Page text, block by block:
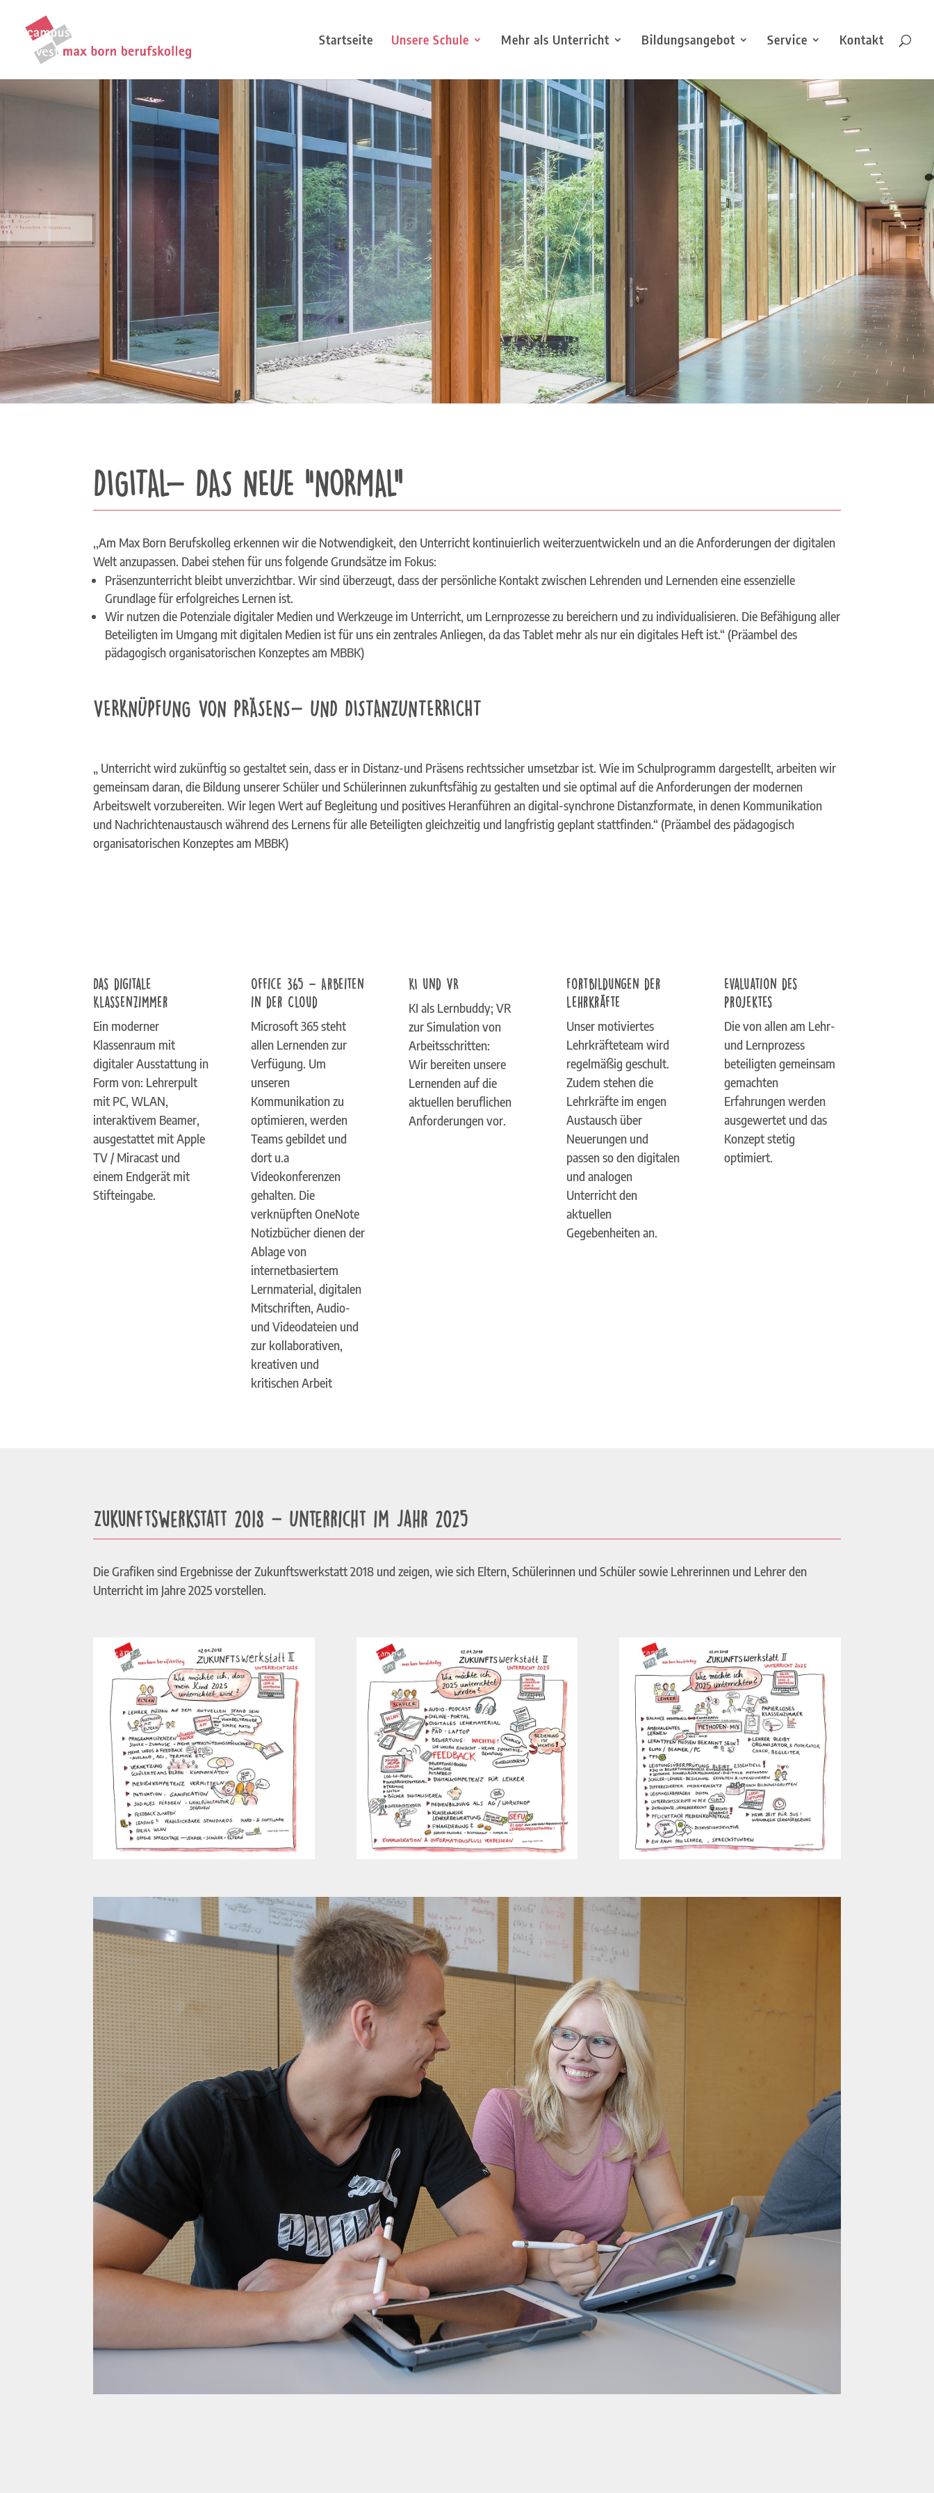
Startseite Unsere Schule Mehr als Unterricht Bildungsangebot Service Kontakt
​DIGITAL- DAS NEUE “NORMAL”
,,Am Max Born Berufskolleg erkennen wir die Notwendigkeit, den Unterricht kontinuierlich weiterzuentwickeln und an die Anforderungen der digitalen
Welt anzupassen. Dabei stehen für uns folgende Grundsätze im Fokus:
Präsenzunterricht bleibt unverzichtbar. Wir sind überzeugt, dass der persönliche Kontakt zwischen Lehrenden und Lernenden eine essenzielle
Grundlage für erfolgreiches Lernen ist.
Wir nutzen die Potenziale digitaler Medien und Werkzeuge im Unterricht, um Lernprozesse zu bereichern und zu individualisieren. Die Befähigung aller
Beteiligten im Umgang mit digitalen Medien ist für uns ein zentrales Anliegen, da das Tablet mehr als nur ein digitales Heft ist.“ (Präambel des
pädagogisch organisatorischen Konzeptes am MBBK)
VERKNÜPFUNG VON PRÄSENS- UND DISTANZUNTERRICHT
„ Unterricht wird zukünftig so gestaltet sein, dass er in Distanz-und Präsens rechtssicher umsetzbar ist. Wie im Schulprogramm dargestellt, arbeiten wir
gemeinsam daran, die Bildung unserer Schüler und Schülerinnen zukunftsfähig zu gestalten und sie optimal auf die Anforderungen der modernen
Arbeitswelt vorzubereiten. Wir legen Wert auf Begleitung und positives Heranführen an digital-synchrone Distanzformate, in denen Kommunikation
und Nachrichtenaustausch während des Lernens für alle Beteiligten gleichzeitig und langfristig geplant stattfinden.“ (Präambel des pädagogisch
organisatorischen Konzeptes am MBBK)
Das digitale
Klassenzimmer
Ein moderner
Klassenraum mit
digitaler Ausstattung in
Form von: Lehrerpult
mit PC, WLAN,
interaktivem Beamer,
ausgestattet mit Apple
TV / Miracast und
einem Endgerät mit
Stifteingabe.
Office 365 – Arbeiten
in der Cloud
Microsoft 365 steht
allen Lernenden zur
Verfügung. Um
unseren
Kommunikation zu
optimieren, werden
Teams gebildet und
dort u.a
Videokonferenzen
gehalten. Die
verknüpften OneNote
Notizbücher dienen der
Ablage von
internetbasiertem
Lernmaterial, digitalen
Mitschriften, Audio-
und Videodateien und
zur kollaborativen,
kreativen und
kritischen Arbeit
KI und VR
KI als Lernbuddy; VR
zur Simulation von
Arbeitsschritten:
Wir bereiten unsere
Lernenden auf die
aktuellen beruflichen
Anforderungen vor.
Fortbildungen der
Lehrkräfte
Unser motiviertes
Lehrkräfteteam wird
regelmäßig geschult.
Zudem stehen die
Lehrkräfte im engen
Austausch über
Neuerungen und
passen so den digitalen
und analogen
Unterricht den
aktuellen
Gegebenheiten an.
Evaluation des
Projektes
Die von allen am Lehr-
und Lernprozess
beteiligten gemeinsam
gemachten
Erfahrungen werden
ausgewertet und das
Konzept stetig
optimiert.
Zukunftswerkstatt 2018 – Unterricht im Jahr 2025
Die Grafiken sind Ergebnisse der Zukunftswerkstatt 2018 und zeigen, wie sich Eltern, Schülerinnen und Schüler sowie Lehrerinnen und Lehrer den
Unterricht im Jahre 2025 vorstellen.